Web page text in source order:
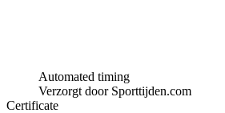
Automated timing
Verzorgt door Sporttijden.com
Certificate